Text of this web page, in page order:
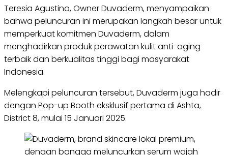
Teresia Agustino, Owner Duvaderm, menyampaikan
bahwa peluncuran ini merupakan langkah besar untuk
memperkuat komitmen Duvaderm, dalam
menghadirkan produk perawatan kulit anti-aging
terbaik dan berkualitas tinggi bagi masyarakat
Indonesia.
Melengkapi peluncuran tersebut, Duvaderm juga hadir
dengan Pop-up Booth eksklusif pertama di Ashta,
District 8, mulai 15 Januari 2025.